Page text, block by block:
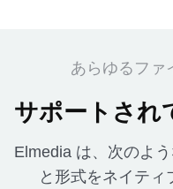
あらゆるファ
サポートされ
Elmedia は、次のよ
と形式をネイティ